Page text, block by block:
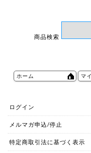
商品検索
ホーム マ
ログイン
メルマガ申込/停止
特定商取引法に基づく表示